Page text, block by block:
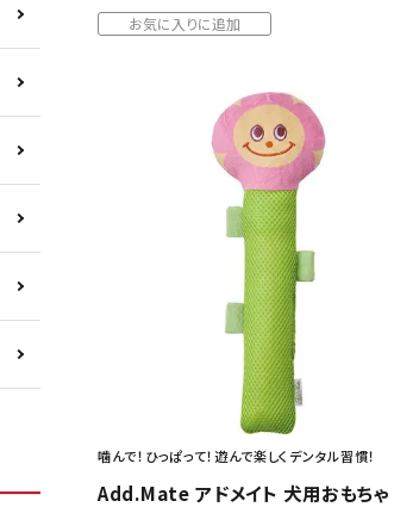
お気に入りに追加
噛んで！ひっぱって！遊んで楽しくデンタル習慣！
Add.Mate アドメイト 犬用おもちゃ